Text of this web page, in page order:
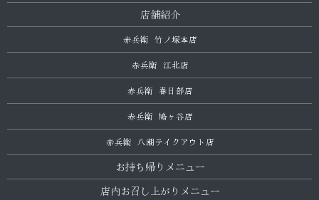
店舗紹介
赤兵衛 竹ノ塚本店
赤兵衛 江北店
赤兵衛 春日部店
赤兵衛 鳩ヶ谷店
赤兵衛 八潮テイクアウト店
お持ち帰りメニュー
店内お召し上がりメニュー